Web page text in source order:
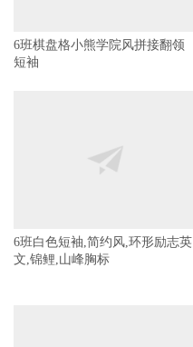
6班棋盘格小熊学院风拼接翻领
短袖
6班白色短袖,简约风,环形励志英
文,锦鲤,山峰胸标